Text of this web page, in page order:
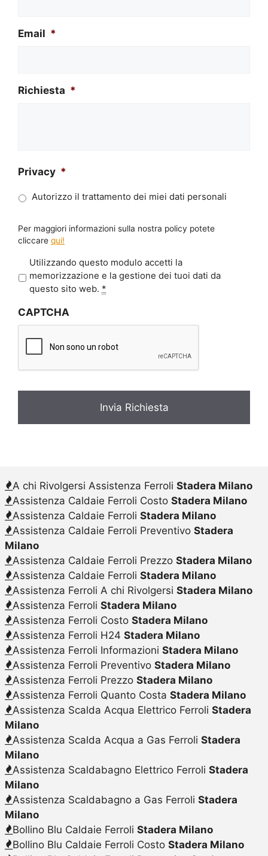
Email *
Richiesta *
Privacy *
Autorizzo il trattamento dei miei dati personali
Per maggiori informazioni sulla nostra policy potete
cliccare qui!
r
a
c
*
Utilizzando questo modulo accetti la
memorizzazione e la gestione dei tuoi dati da
questo sito web. *
CAPTCHA
A chi Rivolgersi Assistenza Ferroli Stadera Milano
Assistenza Caldaie Ferroli Costo Stadera Milano
Assistenza Caldaie Ferroli Stadera Milano
Assistenza Caldaie Ferroli Preventivo Stadera
Milano
Assistenza Caldaie Ferroli Prezzo Stadera Milano
Assistenza Caldaie Ferroli Stadera Milano
Assistenza Ferroli A chi Rivolgersi Stadera Milano
Assistenza Ferroli Stadera Milano
Assistenza Ferroli Costo Stadera Milano
Assistenza Ferroli H24 Stadera Milano
Assistenza Ferroli Informazioni Stadera Milano
Assistenza Ferroli Preventivo Stadera Milano
Assistenza Ferroli Prezzo Stadera Milano
Assistenza Ferroli Quanto Costa Stadera Milano
Assistenza Scalda Acqua Elettrico Ferroli Stadera
Milano
Assistenza Scalda Acqua a Gas Ferroli Stadera
Milano
Assistenza Scaldabagno Elettrico Ferroli Stadera
Milano
Assistenza Scaldabagno a Gas Ferroli Stadera
Milano
Bollino Blu Caldaie Ferroli Stadera Milano
Bollino Blu Caldaie Ferroli Costo Stadera Milano